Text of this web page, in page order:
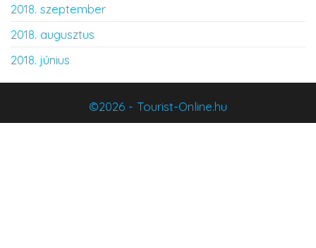
2018. szeptember
2018. augusztus
2018. június
©2026 - Tourist-Online.hu